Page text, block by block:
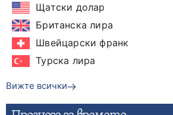
Щатски долар
Британска лира
Швейцарски франк
Турска лира
Вижте всички